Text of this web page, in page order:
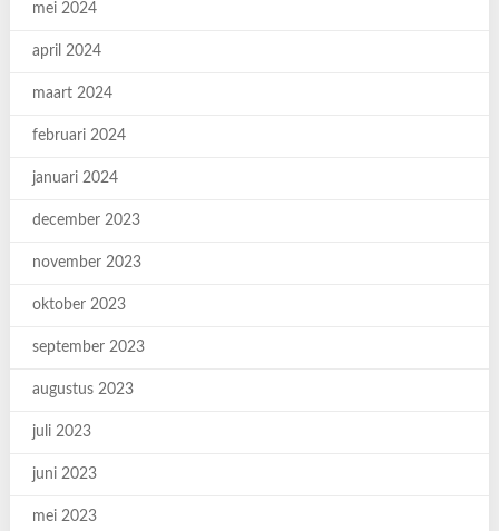
mei 2024
april 2024
maart 2024
februari 2024
januari 2024
december 2023
november 2023
oktober 2023
september 2023
augustus 2023
juli 2023
juni 2023
mei 2023